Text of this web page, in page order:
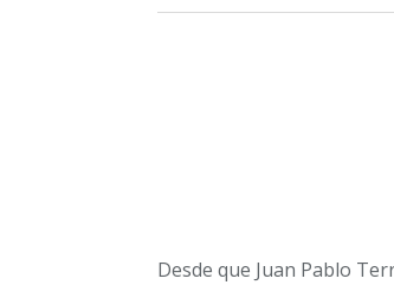
Desde que Juan Pablo